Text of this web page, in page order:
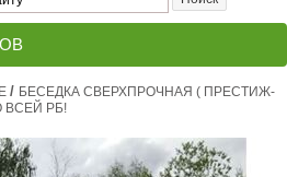
/ БЕСЕДКА СВЕРХПРОЧНАЯ ( ПРЕСТИЖ-
ВСЕЙ РБ!